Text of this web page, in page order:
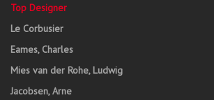
Top Designer
Le Corbusier
Eames, Charles
Mies van der Rohe, Ludwig
Jacobsen, Arne